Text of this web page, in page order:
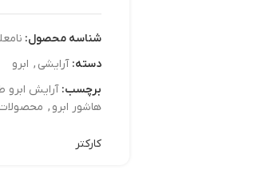
شناسه محصول:
دسته: آرايشي , ابرو
برچسب: آرایش ابرو
هاشور ابرو , محصولات
کارکتر